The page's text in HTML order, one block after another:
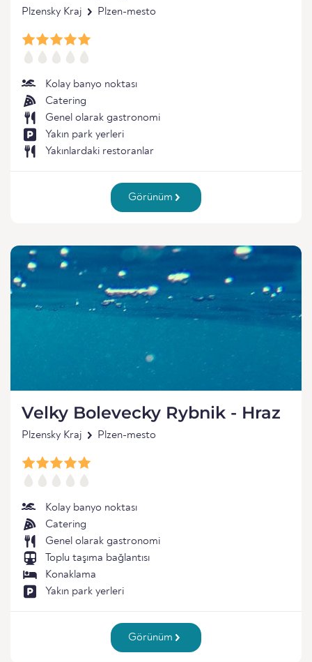
Plzensky Kraj Plzen-mesto
Kolay banyo noktası
Catering
Genel olarak gastronomi
Yakın park yerleri
Yakınlardaki restoranlar
Görünüm
Velky Bolevecky Rybnik - Hraz
Plzensky Kraj Plzen-mesto
Kolay banyo noktası
Catering
Genel olarak gastronomi
Toplu taşıma bağlantısı
Konaklama
Yakın park yerleri
Görünüm